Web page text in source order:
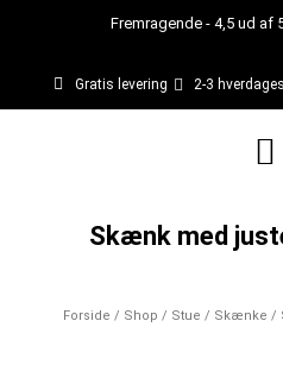
Fremragende - 4,5 ud af
Gratis levering 2-3
Skænk med
Forside / Shop / Stue / Skænke /